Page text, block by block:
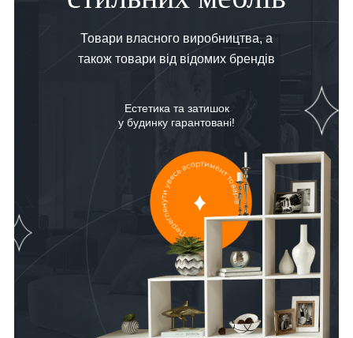
Товари власного виробництва, а
також товари від відомих брендів
Естетика та затишок
у будинку гарантовані!